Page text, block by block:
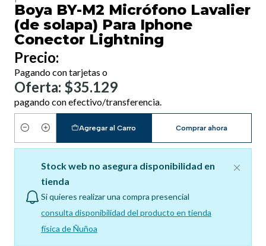
Boya BY-M2 Micrófono Lavalier
(de solapa) Para Iphone
Conector Lightning
Precio:
Pagando con tarjetas o
Oferta: $35.129
pagando con efectivo/transferencia.
Cantidad
Agregar al Carro Comprar ahora
Stock web no asegura disponibilidad en
tienda
Si quieres realizar una compra presencial
consulta disponibilidad del producto en tienda
física de Ñuñoa